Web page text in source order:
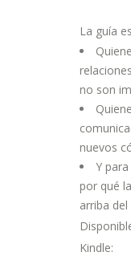
La guía
no son
nuevos
Y
por qué
arriba
Kindle: